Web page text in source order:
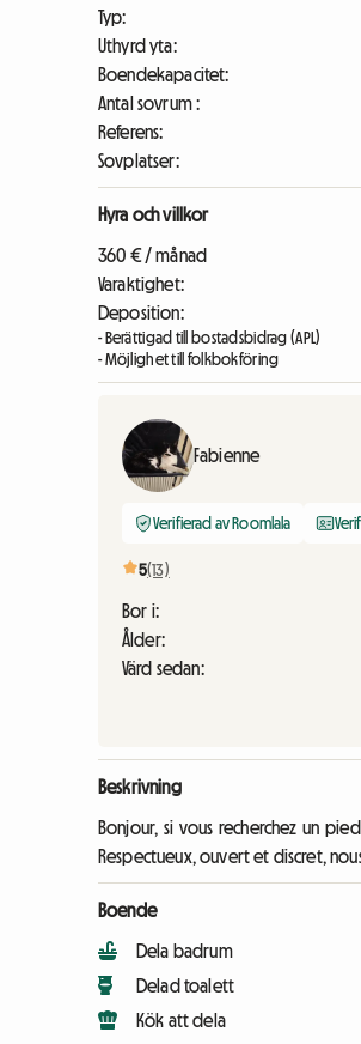
Typ:
Uthyrd yta:
Boendekapacitet:
Antal sovrum :
Referens:
Sovplatser:
Hyra och villkor
360 € / månad
Varaktighet:
Deposition:
- Berättigad till bostadsbidrag (APL)
- Möjlighet till folkbokföring
Fabienne
Verifierad av Roomlala
5(13)
Bor i:
Ålder:
Värd sedan:
Beskrivning
Bonjour, si vous recherchez un
Respectueux, ouvert et discret,
Boende
Dela badrum
Delad toalett
Kök att dela